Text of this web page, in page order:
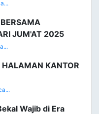
JUM'AT 2025
HALAMAN KANTOR
Wajib di Era